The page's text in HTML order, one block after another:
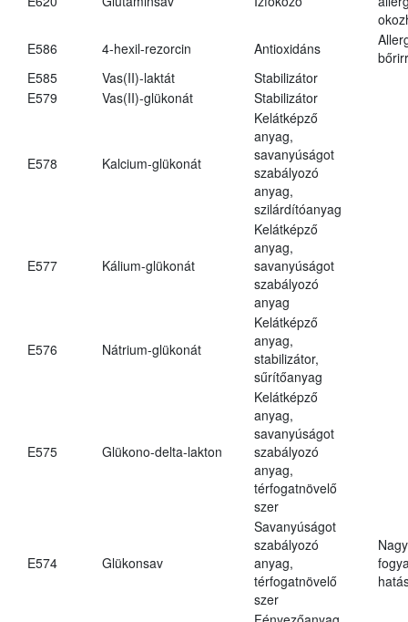
E586
4-hexil-rezorcin Antioxidáns
E585
Vas(II)-laktát
Stabilizátor
E579
Vas(II)-glükonát Stabilizátor
E578 Kalcium-glükonát
Kelátképző
anyag,
savanyúságot
szabályozó
anyag,
szilárdítóanyag
E577 Kálium-glükonát
Kelátképző
anyag,
savanyúságot
szabályozó
anyag
E576 Nátrium-glükonát
Kelátképző
anyag,
stabilizátor,
sűrítőanyag
E575 Glükono-delta-lakton
Kelátképző
anyag,
savanyúságot
szabályozó
anyag,
térfogatnövelő
szer
E574 Glükonsav
Savanyúságot
szabályozó
anyag,
térfogatnövelő
szer